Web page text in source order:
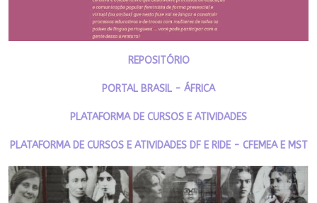
REPOSITÓRIO
PORTAL BRASIL - ÁFRICA
PLATAFORMA DE CURSOS E ATIVIDADES
PLATAFORMA DE CURSOS E ATIVIDADES DF E RIDE - CFEMEA E MST